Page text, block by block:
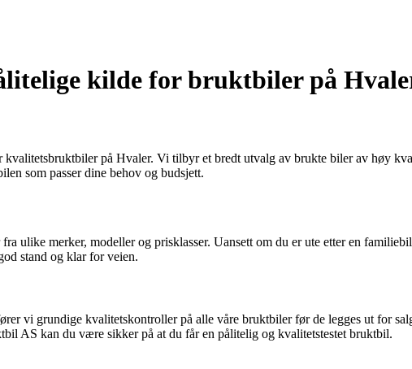
kilde for bruktbiler på
på Hvaler. Vi tilbyr et bredt utvalg av brukte biler av høy
som passer dine behov og budsjett.
ulike merker, modeller og prisklasser. Uansett om du er ute etter en
stand og klar for veien.
vi grundige kvalitetskontroller på alle våre bruktbiler før de legges ut for
AS kan du være sikker på at du får en pålitelig og kvalitetstestet bruktbil.